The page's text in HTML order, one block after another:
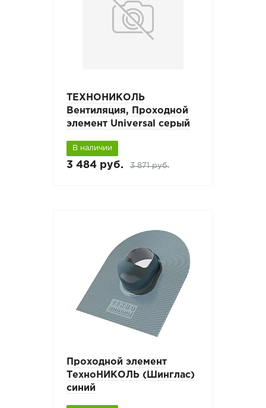
ТЕХНОНИКОЛЬ
Вентиляция, Проходной
элемент Universal серый
В наличии
3 484 руб. 3 871 руб.
Проходной элемент
ТехноНИКОЛЬ (Шинглас)
синий